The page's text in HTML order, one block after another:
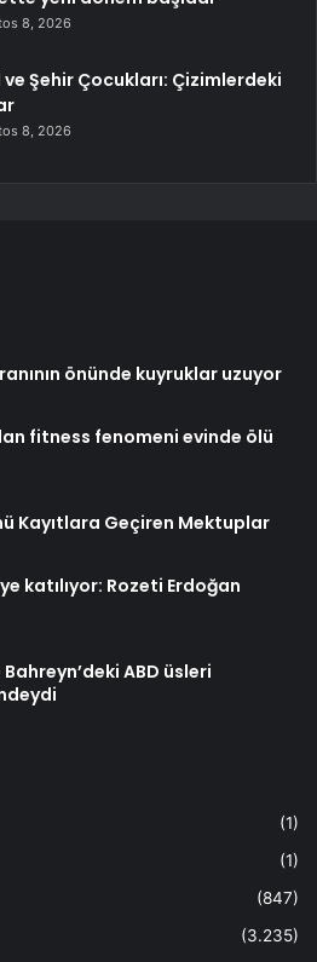
8, 2026
ve Şehir Çocukları: Çizimlerdeki
8, 2026
önünde kuyruklar uzuyor
fitness fenomeni evinde ölü
Kayıtlara Geçiren Mektuplar
katılıyor: Rozeti Erdoğan
ABD üsleri
(1)
(1)
(847)
(3.235)